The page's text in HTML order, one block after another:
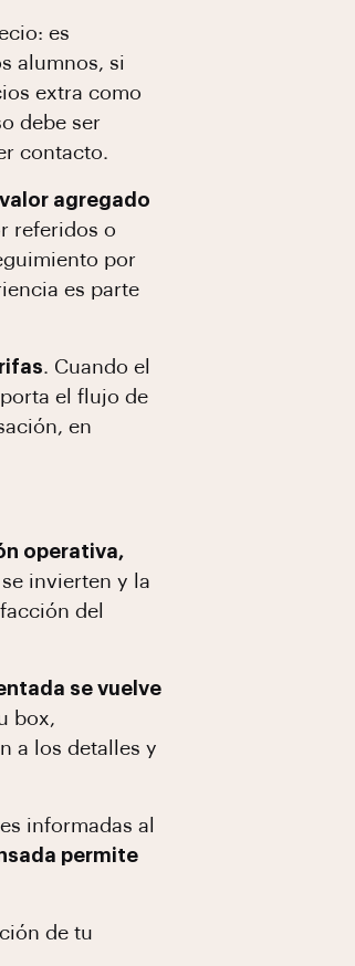
es
alumnos, si
extra como
debe ser
contacto.
agregado
referidos o
por
es parte
. Cuando el
el flujo de
en
operativa,
invierten y la
del
se vuelve
box,
a los detalles y
informadas al
permite
de tu